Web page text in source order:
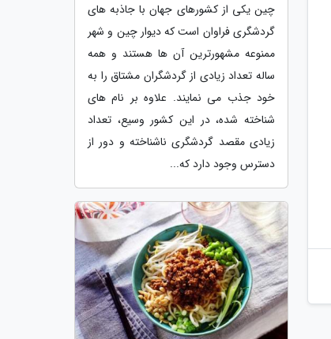
چین یکی از کشورهای جهان با جاذبه های
گردشگری فراوان است که دیوار چین و شهر
ممنوعه مشهورترین آن ها هستند و همه
ساله تعداد زیادی از گردشگران مشتاق را به
خود جذب می نمایند. علاوه بر نام های
شناخته شده، در این کشور وسیع، تعداد
زیادی مقصد گردشگری ناشناخته و دور از
دسترس وجود دارد که...